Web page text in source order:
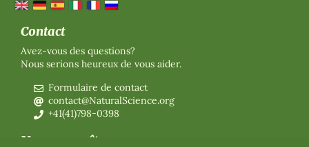
Contact
Avez-vous des questions?
Nous serions heureux de vous aider.
Formulaire de contact
contact@NaturalScience.org
+41(41)798-0398
Nous connaître